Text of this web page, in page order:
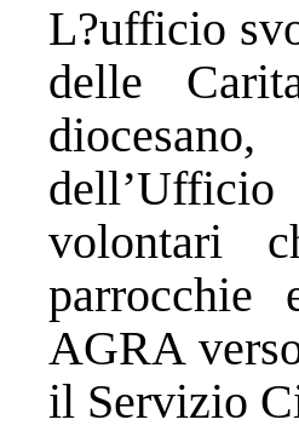
L?ufficio
delle
dell’Ufficio
volontari
parrocchie
AGRA
il Servizio